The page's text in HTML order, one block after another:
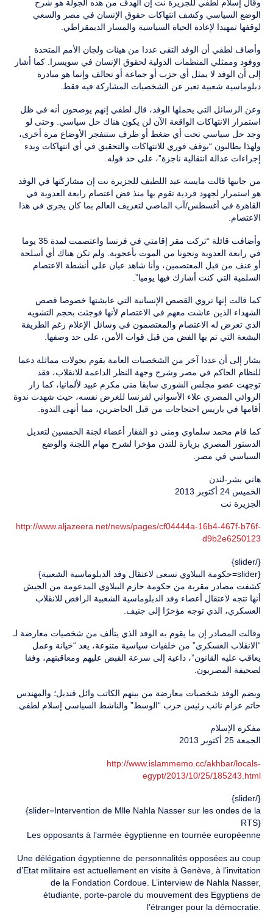
وقال إسلام لطفي للجزيرة نت إن الهدف من هذه الجولة هو شرح
الوضع السياسي وكشف انتهاكات حقوق الإنسان في مصر والسعي
لوقفها تمهيدا لإعادة الحياة السياسية والمسار الديمقراطي.
وأضاف لطفي أن الوفد التقى عددا من هيئات ولجان الأمم المتحدة
ووفود وممثلي المنظمات الدولية لحقوق الإنسان في سويسرا. كما أشار
إلى أن الوفد لا يمثل أي حزب أو جماعة أو تحالف وإنما هو مبادرة
دبلوماسية شعبية تعبر عن الشخصيات المشاركة فيه فقط.
وعن الرسائل التي يحملها الوفد، قال لطفي إنهم يوضحون أنه في ظل
استمرار الانتهاكات الواقعة الآن لن يكون هناك حل سياسي. وحتى لو
وجد حل سياسي تحت أي ضغط أو ظرف ستنفجر الأوضاع مرة أخرى،
ولهذا يطالبون “بوقف فوري للانتهاكات والتحقيق في أي انتهاكات وبدء
إجراءات عدالة انتقالية ناجزة”، على حد قوله.
من جانبها قالت مايسة عبد اللطيف للجزيرة نت إن مشاركتها في الوفد
هو استمرار لجهود فردية تقوم بها منذ فض اعتصام رابعة العدوية في
القاهرة في أغسطس/آب الماضي لتعريف العالم بما كان يجري في هذا
الاعتصام.
وأضافت قائلة “تركت مقر إقامتي في فرنسا واعتصمت لمدة 35 يوما
في رابعة العدوية ونجونا من الموت بأعجوبة. ولم تكن هناك أي أسلحة
أو عنف من قبل المعتصمين، وأنا شاهد عيان على أنشطة الاعتصام
السلمية التي كنت أشارك فيها يوميا”.
كما قالت إنها تروي القصص الإنسانية التي عايشتها خصوصا قصص
الشهداء الذين عاشت معهم في الاعتصام لأنها فوجئت بحجم التشويه
الذي تعرض له الاعتصام والمعتصمون في وسائل الإعلام رغم الطريقة
البشعة التي تم بها الفض من قبل قوات الأمن، على حد وصفها.
يشار إلى أن عددا آخر من الشخصيات العامة يقوم بجولات مماثلة دعما
للنظام الحاكم في مصر وشرح وجهة النظر الداعمة للانقلاب، فقد
توجهت عضو مجلس الشورى سابقا منى مكرم عبيد لألمانيا، كما زار
الروائي المصري علاء الأسواني لفرنسا للغرض نفسه، حيث شهدت ندوة
أقامها في باريس احتجاجات من قبل الحاضرين، مما أنهى الندوة.
كما قام محمد سلماوي ومنى ذو الفقار أعضاء لجنة الخمسين لتعديل
الدستور المصري بزيارة للندن مؤخرا لشرح مهام اللجنة والوضع
السياسي في مصر.
هاني بشر-لندن
الخميس 24 أكتوبر 2013
الجزيرة نت
http://www.aljazeera.net/news/pages/cf04444a-16b4-467f-b76f-
d9b2e6250123
{/slider}
{slider=حكومة الببلاوي تسعى لاعتقال وفد الدبلوماسية الشعبية}
كشفت مصادر مقربة من حكومة حازم الببلاوي المدعومة من الجيش
أنها تتجه لاعتقال أعضاء وفد الدبلوماسية الشعبية الرافض للانقلاب
العسكري، الذي توجه مؤخرًا إلى جنيف.
وقالت المصادر إن ما يقوم به الوفد الذي يتألف من شخصيات معارضة لـ
“الانقلاب العسكري” من خلفيات سياسية متنوعة، يعد “خيانة وعمل
يعاقب عليه القانون”، داعية إلى سرعة القبض عليهم ومعاقبتهم، وفقا
لصحيفة المصريون.
ويضم الوفد شخصيات معارضة من بينهم الكاتب وائل قنديل؛ والمهندس
حاتم عزام نائب رئيس حزب “الوسط” والناشط السياسي إسلام لطفي.
مفكرة الإسلام
الجمعة 25 أكتوبر 2013
http://www.islammemo.cc/akhbar/locals-
egypt/2013/10/25/185243.html
{/slider}
{slider=Intervention de Mlle Nahla Nasser sur les ondes de la
RTS}
Les opposants à l’armée égyptienne en tournée européenne
Une délégation égyptienne de personnalités opposées au coup
d’Etat militaire est actuellement en visite à Genève, à l’invitation
de la Fondation Cordoue. L’interview de Nahla Nasser,
étudiante, porte-parole du mouvement des Egyptiens de
l’étranger pour la démocratie.